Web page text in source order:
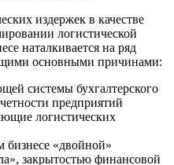
издержек в качестве
логистической
наталкивается на ряд
основными причинами:
системы бухгалтерского
предприятий
логистических
бизнесе «двойной»
закрытостью финансовой